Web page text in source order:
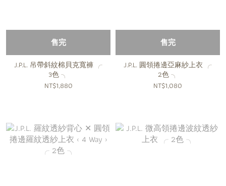
售完
J.P.L. 吊帶斜紋棉貝克寬褲 ╭
3色 ╮
NT$1,880
售完
J.P.L. 圓領捲邊亞麻紗上衣 ╭
2色 ╮
NT$1,080